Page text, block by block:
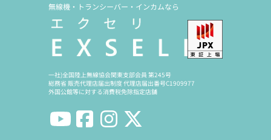
無線機・トランシーバー・インカムなら
一社)全国陸上無線協会関東支部会員 第245号
総務省 販売代理店届出制度 代理店届出番号C1909977
外国公館等に対する消費税免除指定店舗